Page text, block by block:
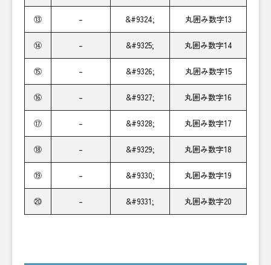
⑬ – &#9324; 丸囲み数字13
⑭ – &#9325; 丸囲み数字14
⑮ – &#9326; 丸囲み数字15
⑯ – &#9327; 丸囲み数字16
⑰ – &#9328; 丸囲み数字17
⑱ – &#9329; 丸囲み数字18
⑲ – &#9330; 丸囲み数字19
⑳ – &#9331; 丸囲み数字20